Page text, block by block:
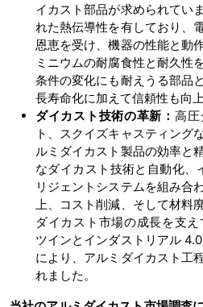
イカスト部品が求められてい
れた熱伝導性を有しており、
恩恵を受け、機器の性能と動
ミニウムの耐腐食性と耐久性
条件の変化にも耐えうる部品
長寿命化に加えて信頼性も向上
ダイカスト技術の革新： 高圧
ト、スクイズキャスティング
ルミダイカスト製品の効率と
なダイカスト技術と自動化
リジェントシステムを組み合
上、コスト削減、そして材料
ダイカスト市場の成長を支
ツインとインダストリアル
により、アルミダイカスト工
れました。